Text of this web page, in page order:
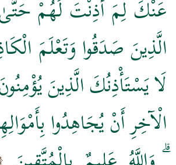
عَنْكَ لِمَ أَذِنْتَ لَهُمْ
الَّذِينَ صَدَقُوا وَتَعْلَمَ
لَا يَسْتَأْذِنُكَ الَّذِينَ يُؤْمِنُونَ
الْآخِرِ أَنْ يُجَاهِدُوا
ۗ وَاللَّهُ عَلِيمٌ بِالْمُتَّقِينَ